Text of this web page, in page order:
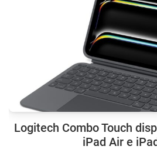
Logitech Combo Touch
iPad Air e